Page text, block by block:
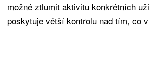
možné ztlumit aktivitu konkrétních
poskytuje větší kontrolu nad tím, co